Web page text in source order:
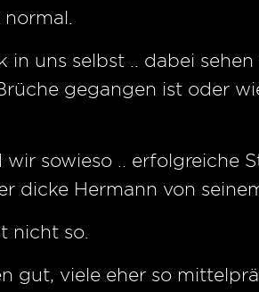
in uns selbst .. dabei
gegangen ist oder
sowieso .. erfolgreiche
dicke Hermann von
nicht so.
gut, viele eher so